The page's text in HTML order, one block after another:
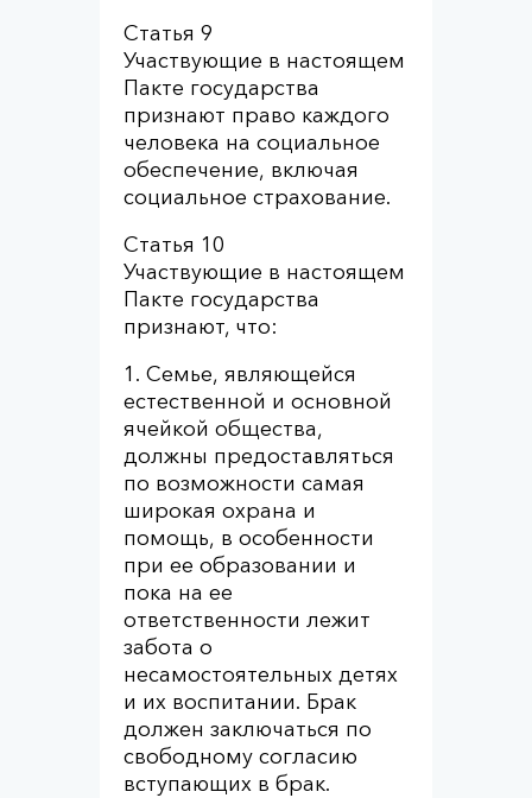
Статья 9
Участвующие в настоящем
Пакте государства
признают право каждого
человека на социальное
обеспечение, включая
социальное страхование.
Статья 10
Участвующие в настоящем
Пакте государства
признают, что:
1. Семье, являющейся
естественной и основной
ячейкой общества,
должны предоставляться
по возможности самая
широкая охрана и
помощь, в особенности
при ее образовании и
пока на ее
ответственности лежит
забота о
несамостоятельных детях
и их воспитании. Брак
должен заключаться по
свободному согласию
вступающих в брак.